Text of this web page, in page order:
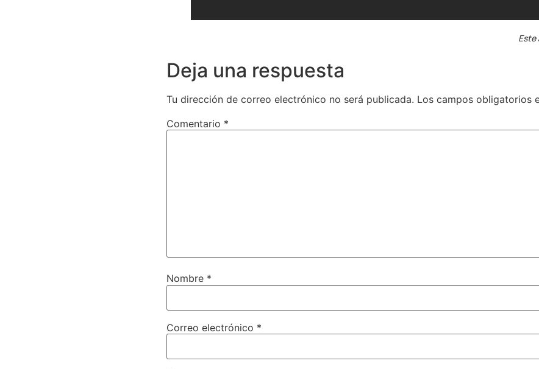
Este
Deja una respuesta
Tu dirección de correo electrónico no será publicada. Los campos obligatorios
Comentario *
Nombre *
Correo electrónico *